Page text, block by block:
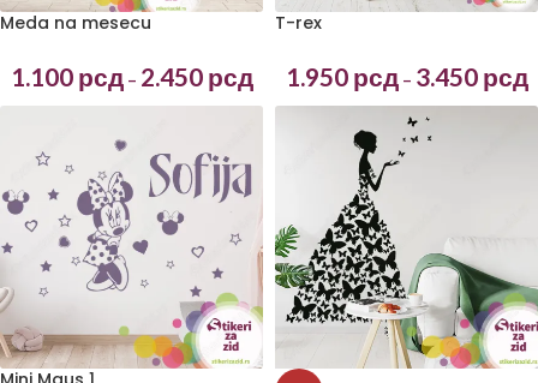
Meda na mesecu
1.100 рсд – 2.450 рсд
T-rex
1.950 рсд – 3.450 рсд